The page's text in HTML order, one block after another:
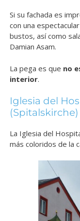
Si su fachada es
con una
bustos, así como
Damian Asam.
La pega es que no
interior.
Iglesia del
(Spitalskirche)
La Iglesia del
más coloridos de la